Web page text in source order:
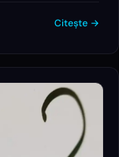
Citește →